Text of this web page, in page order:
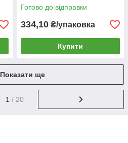
Готово до відправки
334,10 ₴/упаковка
Купити
Показати ще
1 / 20